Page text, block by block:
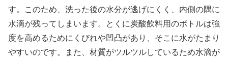
す。このため、洗った後の水分が逃げにくく、内側の隅に
水滴が残ってしまいます。とくに炭酸飲料用のボトルは強
度を高めるためにくびれや凹凸があり、そこに水がたまり
やすいのです。また、材質がツルツルしているため水滴が